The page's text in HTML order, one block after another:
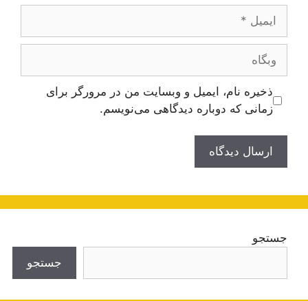
ایمیل
وبگاه
ذخیره نام، ایمیل و وبسایت من در مرورگر برای
زمانی که دوباره دیدگاهی می‌نویسم.
جستجو
جستجو